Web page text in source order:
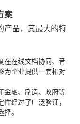
案
产品，其最大的特
在在线文档协同、音
为企业提供一套相对
金融、制造、政府等
经过了广泛验证，
。